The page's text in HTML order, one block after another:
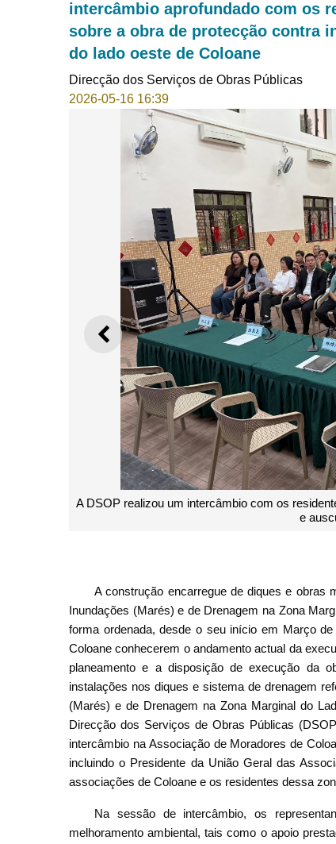
intercâmbio aprofundado com os
sobre a obra de protecção contra
do lado oeste de Coloane
Direcção dos Serviços de Obras Públicas
2026-05-16 16:39
ANTERIOR
A DSOP realizou um intercâmbio com os
e
A construção encarregue de diques e obras
Inundações (Marés) e de Drenagem na Zona
forma ordenada, desde o seu início em Março
Coloane conhecerem o andamento actual da
planeamento e a disposição de execução da
instalações nos diques e sistema de drenagem
(Marés) e de Drenagem na Zona Marginal do
Direcção dos Serviços de Obras Públicas
intercâmbio na Associação de Moradores de
incluindo o Presidente da União Geral das
associações de Coloane e os residentes dessa
Na sessão de intercâmbio, os
melhoramento ambiental, tais como o apoio